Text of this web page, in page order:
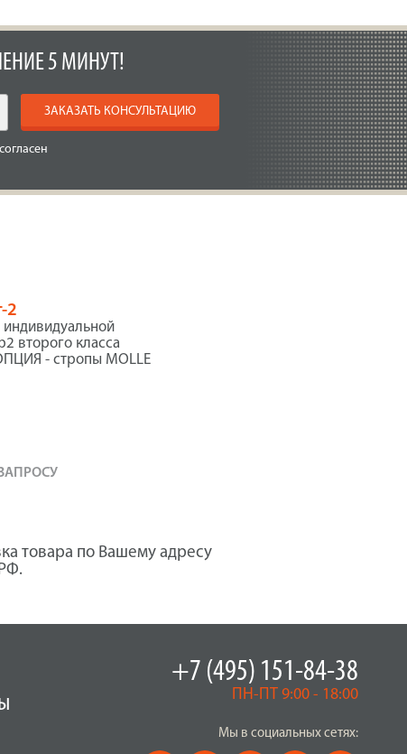
5 МИНУТ!
ЗАКАЗАТЬ КОНСУЛЬТАЦИЮ
2
второго класса
- стропы MOLLE
товара по Вашему адресу
+7 (495) 151-84-38
ПН-ПТ 9:00 - 18:00
Мы в социальных сетях: